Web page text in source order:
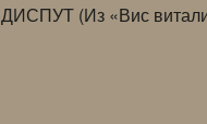
ДИСПУТ (Из «Вис